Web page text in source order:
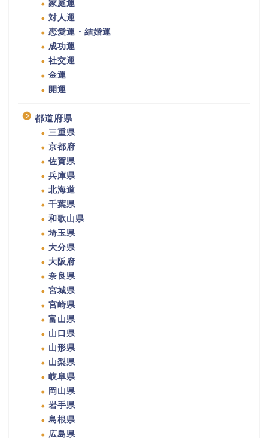
家庭運
対人運
恋愛運・結婚運
成功運
社交運
金運
開運
都道府県
三重県
京都府
佐賀県
兵庫県
北海道
千葉県
和歌山県
埼玉県
大分県
大阪府
奈良県
宮城県
宮崎県
富山県
山口県
山形県
山梨県
岐阜県
岡山県
岩手県
島根県
広島県